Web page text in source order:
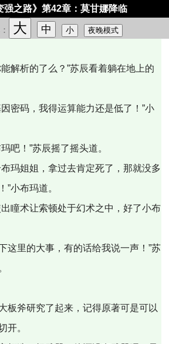
强之路》第42章：莫甘娜降临
大 中 小 夜晚模式
解析的了么？”苏辰看着躺在地上的
密码，我得运算能力还是低了！”小
吧！”苏辰摇了摇头道。
玛姐姐，拿过去肯定死了，那就没多
”小布玛道。
瞳术让索顿处于幻术之中，好了小布
这里的大事，有的话给我说一声！”苏
板斧研究了起来，记得原著可是可以
开。